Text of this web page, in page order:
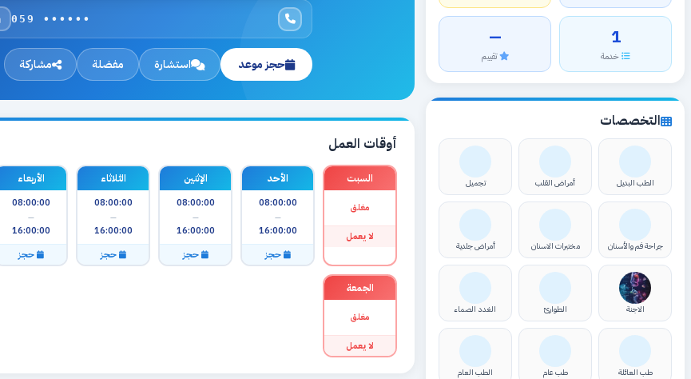
1
خدمة
—
تقييم
التخصصات
الطب البديل أمراض القلب تجميل
جراحة فم والأسنان مختبرات الاسنان أمراض جلدية
الاجنة الطوارئ الغدد الصماء
طب العائلة طب عام الطب العام
059 ••••••
حجز موعد استشارة مفضلة مشاركة
أوقات العمل
السبت
مغلق
لا يعمل
الأحد
08:00:00
—
16:00:00
حجز
الإثنين
08:00:00
—
16:00:00
حجز
الثلاثاء
08:00:00
—
16:00:00
حجز
الأربعاء
08:00:00
—
16:00:00
حجز
الجمعة
مغلق
لا يعمل